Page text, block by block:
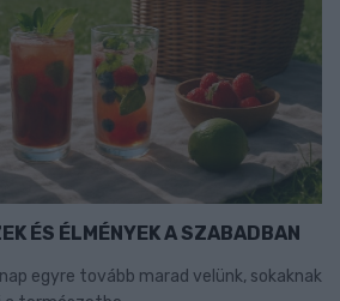
ÉS ÉLMÉNYEK A SZABADBAN
egyre tovább marad velünk, sokaknak